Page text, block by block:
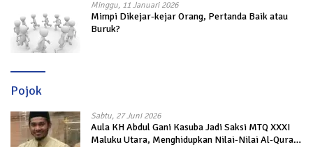
Minggu, 11 Januari 2026
Mimpi Dikejar-kejar Orang, Pertanda Baik atau
Buruk?
Pojok
Sabtu, 27 Juni 2026
Aula KH Abdul Gani Kasuba Jadi Saksi MTQ XXXI
Maluku Utara, Menghidupkan Nilai-Nilai Al-Quran